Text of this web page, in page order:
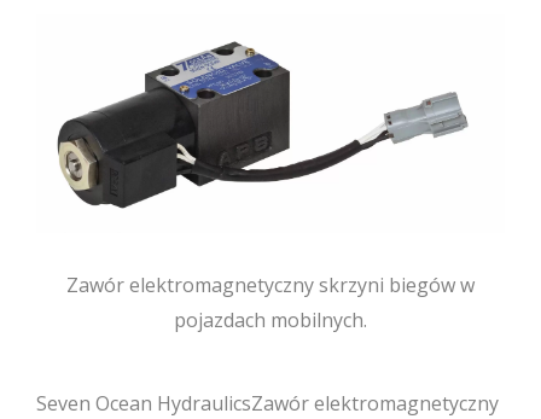
Zawór elektromagnetyczny skrzyni biegów w
pojazdach mobilnych.
Seven Ocean HydraulicsZawór elektromagnetyczny